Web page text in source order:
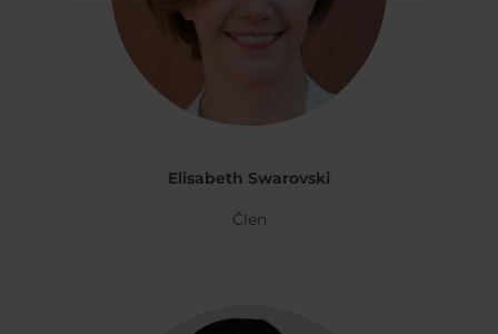
Elisabeth Swarovski
Člen